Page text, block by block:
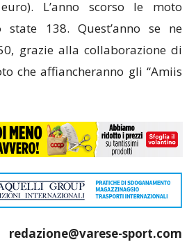
L’anno scorso le moto
state 138. Quest’anno se ne
grazie alla collaborazione di
che affiancheranno gli “Amiis
redazione@varese-sport.com